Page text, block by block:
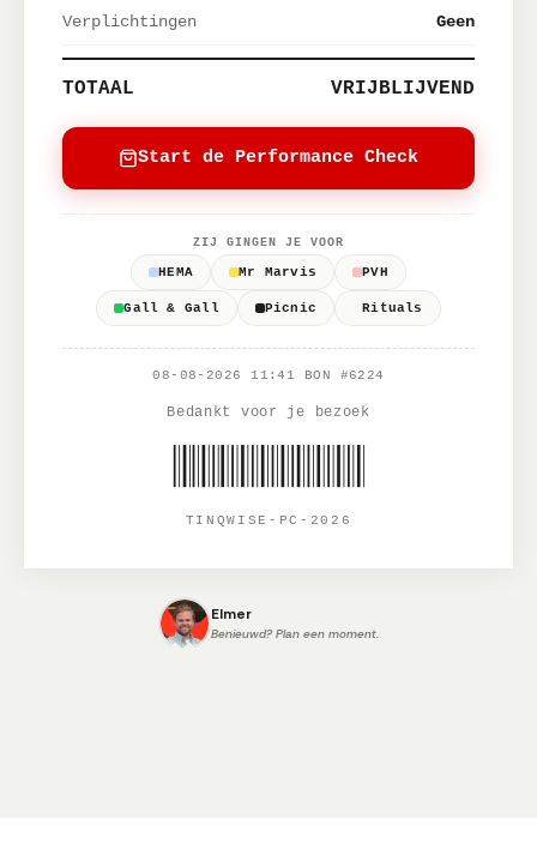
Verplichtingen Geen
TOTAAL VRIJBLIJVEND
Start de Performance Check
ZIJ GINGEN JE VOOR
HEMA Mr Marvis PVH
Gall & Gall Picnic Rituals
08-08-2026 11:41 BON #6224
Bedankt voor je bezoek
TINQWISE-PC-2026
Elmer
Benieuwd? Plan een moment.